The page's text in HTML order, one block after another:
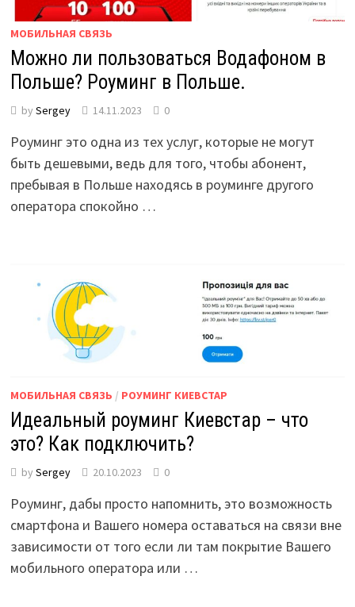
МОБИЛЬНАЯ СВЯЗЬ
Можно ли пользоваться Водафоном в
Польше? Роуминг в Польше.
by Sergey 14.11.2023 0
Роуминг это одна из тех услуг, которые не могут
быть дешевыми, ведь для того, чтобы абонент,
пребывая в Польше находясь в роуминге другого
оператора спокойно …
МОБИЛЬНАЯ СВЯЗЬ / РОУМИНГ КИЕВСТАР
Идеальный роуминг Киевстар – что
это? Как подключить?
by Sergey 20.10.2023 0
Роуминг, дабы просто напомнить, это возможность
смартфона и Вашего номера оставаться на связи вне
зависимости от того если ли там покрытие Вашего
мобильного оператора или …